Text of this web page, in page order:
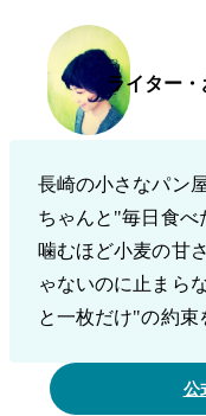
ライター
長崎の小さなパン
ちゃんと"毎日食べ
噛むほど小麦の甘
ゃないのに止まら
と一枚だけ"の約束
公